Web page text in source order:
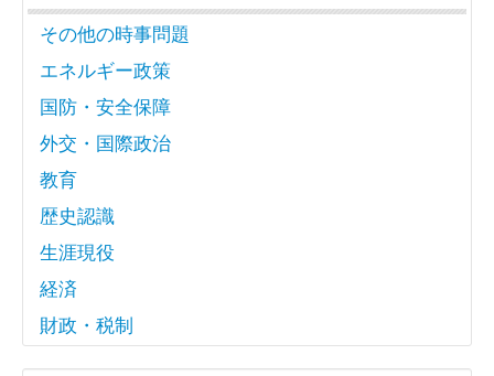
その他の時事問題
エネルギー政策
国防・安全保障
外交・国際政治
教育
歴史認識
生涯現役
経済
財政・税制